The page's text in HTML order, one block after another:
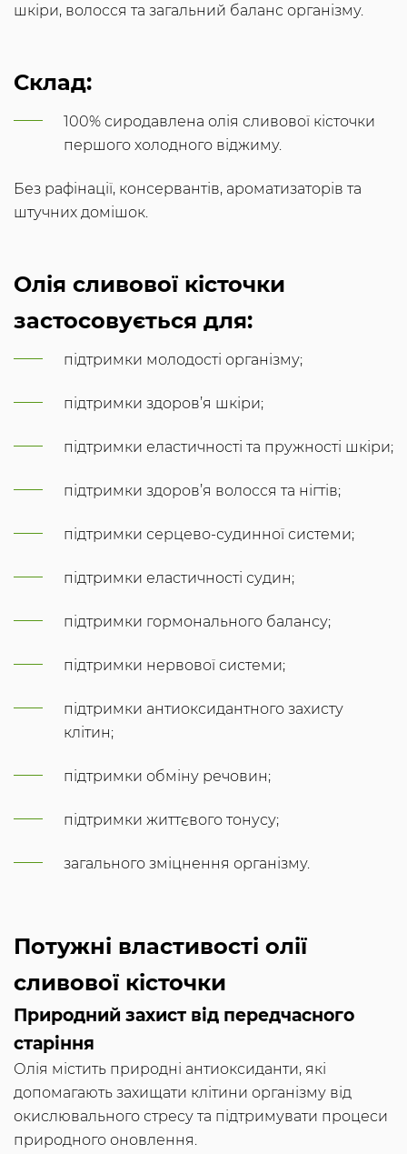
шкіри, волосся та загальний баланс організму.
Склад:
100% сиродавлена олія сливової кісточки
першого холодного віджиму.
Без рафінації, консервантів, ароматизаторів та
штучних домішок.
Олія сливової кісточки
застосовується для:
підтримки молодості організму;
підтримки здоров’я шкіри;
підтримки еластичності та пружності шкіри;
підтримки здоров’я волосся та нігтів;
підтримки серцево-судинної системи;
підтримки еластичності судин;
підтримки гормонального балансу;
підтримки нервової системи;
підтримки антиоксидантного захисту
клітин;
підтримки обміну речовин;
підтримки життєвого тонусу;
загального зміцнення організму.
Потужні властивості олії
сливової кісточки
Природний захист від передчасного
старіння
Олія містить природні антиоксиданти, які
допомагають захищати клітини організму від
окислювального стресу та підтримувати процеси
природного оновлення.